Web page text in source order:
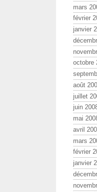
mars
février
janvier
octobre
août
juillet
juin
mai
avril
mars
février
janvier